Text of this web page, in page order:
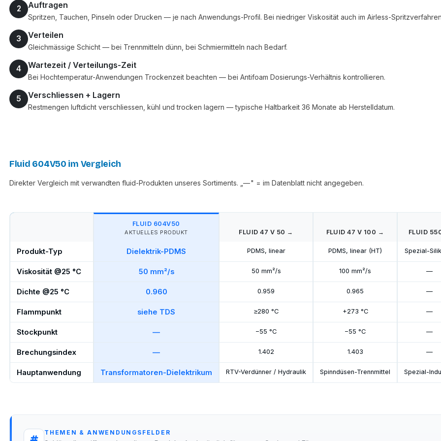
2 Auftragen
Spritzen, Tauchen, Pinseln oder Drucken — je nach Anwendungs-Profil. Bei niedriger Viskosität auch im Airless-
3 Verteilen
Gleichmässige Schicht — bei Trennmitteln dünn, bei Schmiermitteln nach Bedarf.
4 Wartezeit / Verteilungs-Zeit
Bei Hochtemperatur-Anwendungen Trockenzeit beachten — bei Antifoam Dosierungs-Verhältnis kontrollieren.
5 Verschliessen + Lagern
Restmengen luftdicht verschliessen, kühl und trocken lagern — typische Haltbarkeit 36 Monate ab Herstelldatum.
Fluid 604V50 im Vergleich
Direkter Vergleich mit verwandten fluid-Produkten unseres Sortiments. „— " = im Datenblatt nicht angegeben.
FLUID 604V50
AKTUELLES PRODUKT FLUID 47 V 50 → FLUID 47 V 100 → FLUID
Produkt-Typ Dielektrik-PDMS PDMS, linear PDMS, linear (HT) Spezial-
Viskosität @25 °C 50 mm²/s 50 mm²/s 100 mm²/s —
Dichte @25 °C 0.960 0.959 0.965 —
Flammpunkt siehe TDS ≥280 °C +273 °C —
Stockpunkt — −55 °C −55 °C —
Brechungsindex — 1.402 1.403 —
Hauptanwendung Transformatoren-Dielektrikum RTV-Verdünner / Hydraulik Spinndüsen-Trennmittel Spezial-
THEMEN & ANWENDUNGSFELDER